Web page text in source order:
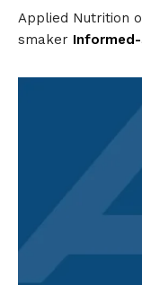
Applied Nutrition
smaker